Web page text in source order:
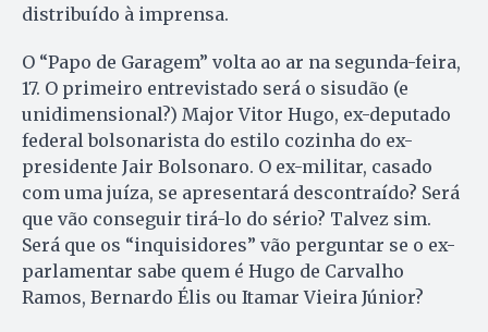
distribuído à imprensa.
O “Papo de Garagem” volta ao ar na segunda-feira,
17. O primeiro entrevistado será o sisudão (e
unidimensional?) Major Vitor Hugo, ex-deputado
federal bolsonarista do estilo cozinha do ex-
presidente Jair Bolsonaro. O ex-militar, casado
com uma juíza, se apresentará descontraído? Será
que vão conseguir tirá-lo do sério? Talvez sim.
Será que os “inquisidores” vão perguntar se o ex-
parlamentar sabe quem é Hugo de Carvalho
Ramos, Bernardo Élis ou Itamar Vieira Júnior?